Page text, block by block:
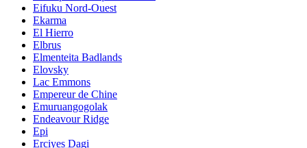
Eifuku Nord-Ouest
Ekarma
El Hierro
Elbrus
Elmenteita Badlands
Elovsky
Lac Emmons
Empereur de Chine
Emuruangogolak
Endeavour Ridge
Epi
Erciyes Dagi